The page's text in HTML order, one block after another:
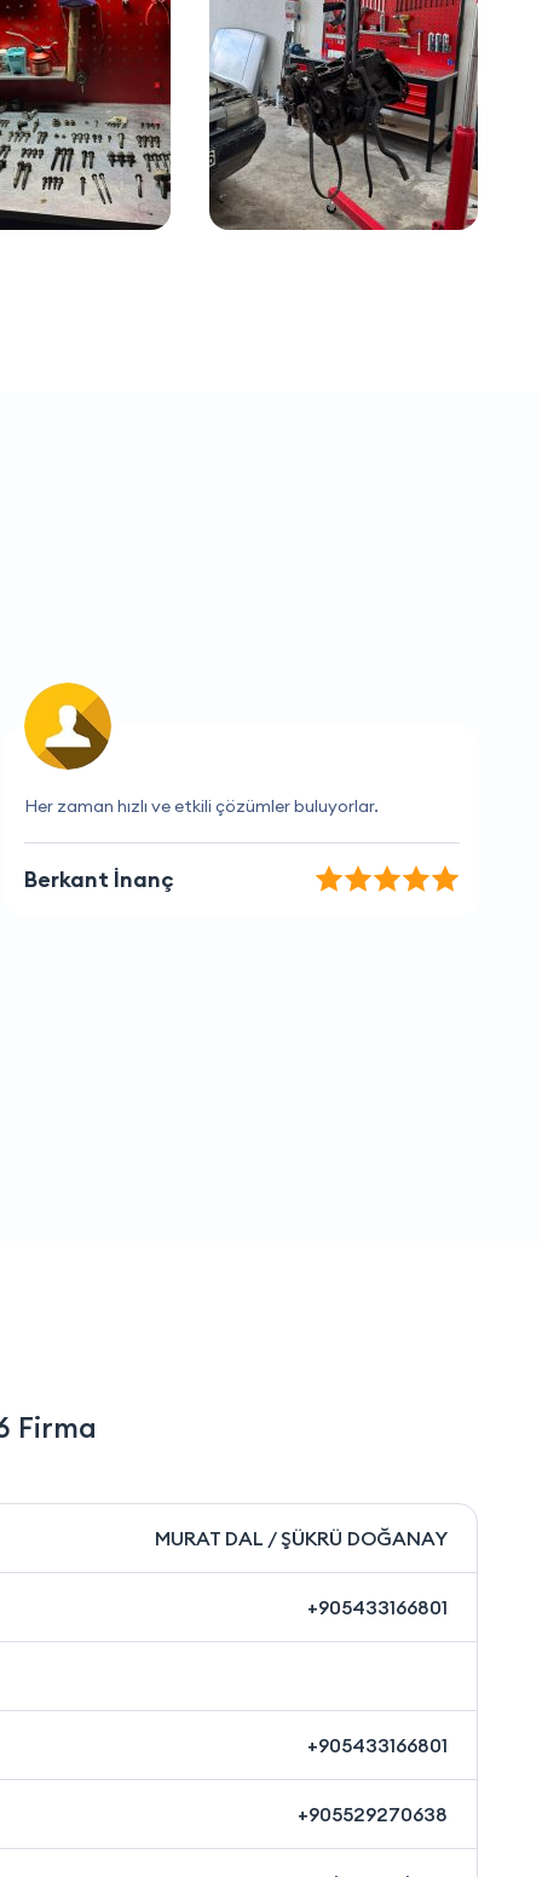
Burası en sevdiğim firma.
Gül Fırat
Firma
MURAT DAL / ŞÜKRÜ DOĞANAY
+905433166801
+905433166801
+905529270638